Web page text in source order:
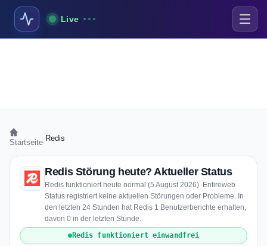
Live
Startseite Redis
Redis Störung heute? Aktueller Status
Redis funktioniert heute normal (5 August 2026). Entireweb
Status registriert keine aktuellen Störungen oder Probleme. In
den letzten 24 Stunden hat Redis 1 Benutzerberichte erhalten,
davon 0 in der letzten Stunde.
Redis funktioniert einwandfrei